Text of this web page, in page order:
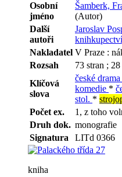
Osobní
jméno
Šamberk,
(Autor)
Další
autoři
Jaroslav
Nakladatel V Praze :
Rozsah
73 stran ;
Klíčová
slova
české drama
komedie *
stol. *
Počet ex.
1, z toho
Druh dok. monografie
Signatura
LITd 0366
kniha